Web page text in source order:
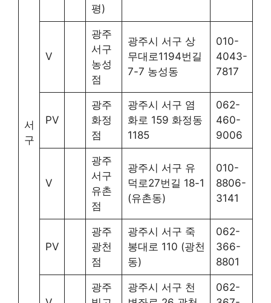
서
구
평)
V
광주
서구
농성
점
광주시 서구 상
무대로1194번길
7-7 농성동
010-
4043-
7817
PV
광주
화정
점
광주시 서구 염
화로 159 화정동
1185
062-
460-
9006
V
광주
서구
유촌
점
광주시 서구 유
덕로27번길 18-1
(유촌동)
010-
8806-
3141
PV
광주
광천
점
광주시 서구 죽
봉대로 110 (광천
동)
062-
366-
8801
광주
광주시 서구 천
062-